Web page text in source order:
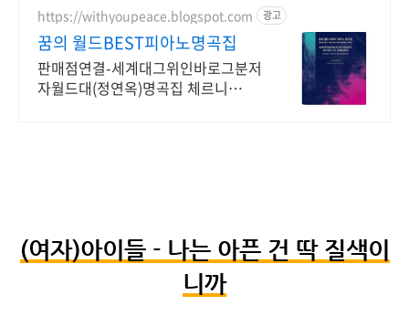
https://withyoupeace.blogspot.com 광고
꿈의 월드BEST피아노명곡집
판매점연결-세계대그위인바로그분저
자월드대(정연옥)명곡집 체르니
(여자)아이들 - 나는 아픈 건 딱 질색이
니까